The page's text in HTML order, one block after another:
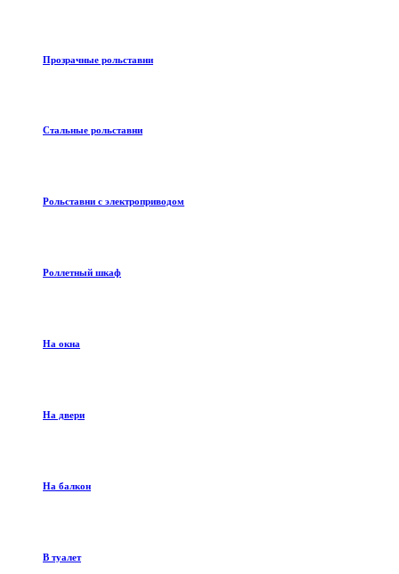
Прозрачные рольставни
Стальные рольставни
Рольставни с электроприводом
Роллетный шкаф
На окна
На двери
На балкон
В туалет